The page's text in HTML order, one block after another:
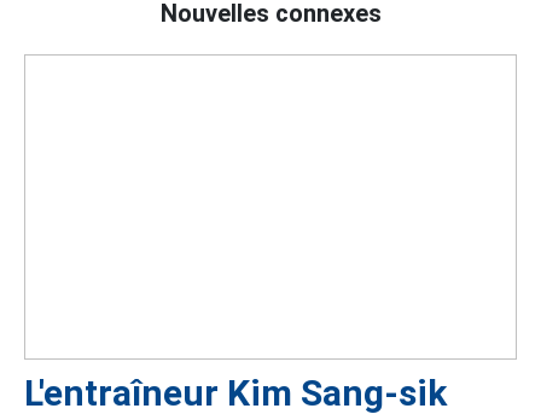
Nouvelles connexes
L'entraîneur Kim Sang-sik